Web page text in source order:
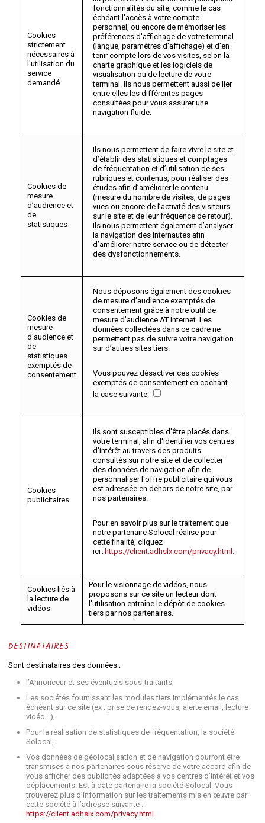
Cookies
strictement
nécessaires à
l'utilisation du
service
demandé
fonctionnalités du site, comme le cas
échéant l'accès à votre compte
personnel, ou encore de mémoriser les
préférences d'affichage de votre terminal
(langue, paramètres d'affichage) et d'en
tenir compte lors de vos visites, selon la
charte graphique et les logiciels de
visualisation ou de lecture de votre
terminal. Ils nous permettent aussi de lier
entre elles les différentes pages
consultées pour vous assurer une
navigation fluide.
Cookies de
mesure
d’audience et
de
statistiques
Ils nous permettent de faire vivre le site et
d’établir des statistiques et comptages
de fréquentation et d’utilisation de ses
rubriques et contenus, pour réaliser des
études afin d’améliorer le contenu
(mesure du nombre de visites, de pages
vues ou encore de l’activité des visiteurs
sur le site et de leur fréquence de retour).
Ils nous permettent également d’analyser
la navigation des internautes afin
d’améliorer notre service ou de détecter
des dysfonctionnements.
Cookies de
mesure
d’audience et
de
statistiques
exemptés de
consentement
Nous déposons également des cookies
de mesure d’audience exemptés de
consentement grâce à notre outil de
mesure d’audience AT Internet. Les
données collectées dans ce cadre ne
permettent pas de suivre votre navigation
sur d’autres sites tiers.
Vous pouvez désactiver ces cookies
exemptés de consentement en cochant
la case suivante:
Cookies
publicitaires
Ils sont susceptibles d'être placés dans
votre terminal, afin d'identifier vos centres
d'intérêt au travers des produits
consultés sur notre site et de collecter
des données de navigation afin de
personnaliser l'offre publicitaire qui vous
est adressée en dehors de notre site, par
nos partenaires.
Pour en savoir plus sur le traitement que
notre partenaire Solocal réalise pour
cette finalité, cliquez
ici :https://client.adhslx.com/privacy.html.
Cookies liés à
la lecture de
vidéos
Pour le visionnage de vidéos, nous
proposons sur ce site un lecteur dont
l'utilisation entraîne le dépôt de cookies
tiers par nos partenaires.
DESTINATAIRES
Sont destinataires des données :
l’Annonceur et ses éventuels sous-traitants,
Les sociétés fournissant les modules tiers implémentés le cas
échéant sur ce site (ex : prise de rendez-vous, alerte email, lecture
vidéo…),
Pour la réalisation de statistiques de fréquentation, la société
Solocal,
Vos données de géolocalisation et de navigation pourront être
transmises à nos partenaires sous réserve de votre accord afin de
vous afficher des publicités adaptées à vos centres d’intérêt et vos
déplacements. Est à date partenaire la société Solocal. Vous
trouverez plus d’information sur les traitements mis en œuvre par
cette société à l’adresse suivante :
https://client.adhslx.com/privacy.html.